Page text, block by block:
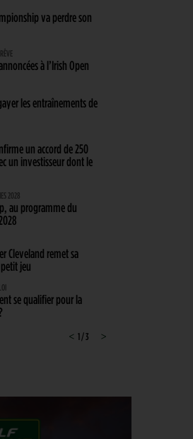
va perdre son
à l’Irish Open
les entraînements de
un accord de 250
un investisseur dont le
2028
au programme du
Cleveland remet sa
jeu
se qualifier pour la
: Mode d’emploi
GOLFEUR
pas d’excuse, tout le monde
< >
1 / 3